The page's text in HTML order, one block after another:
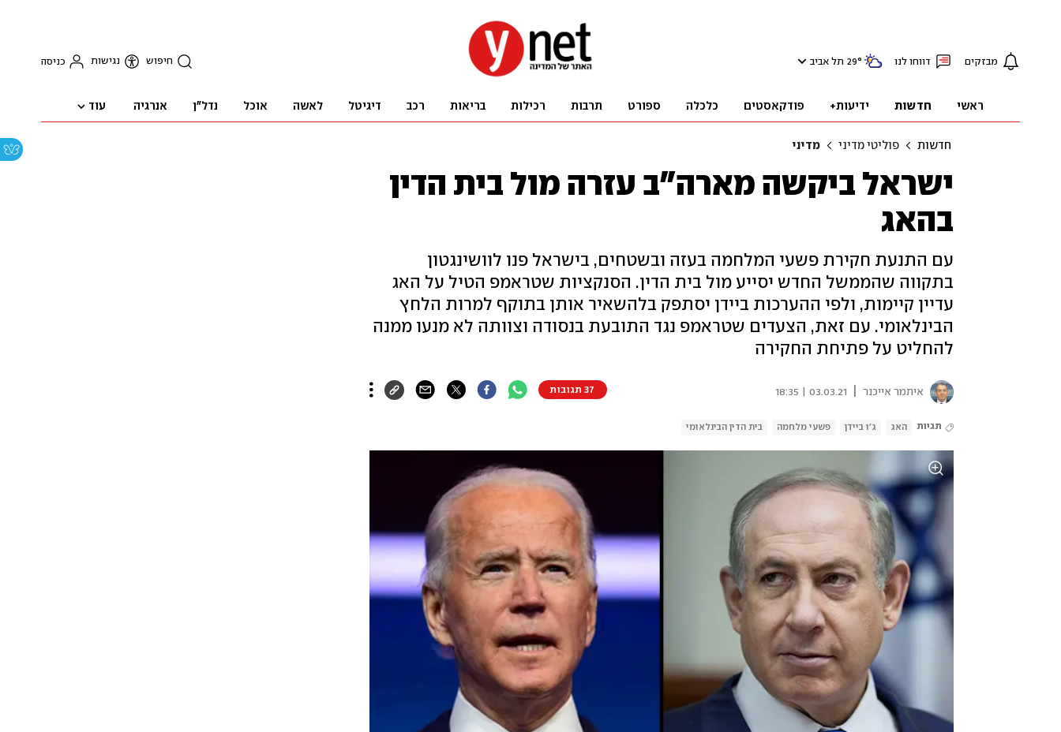
מבזקים דווחו לנו 29° תל אביב חיפוש נגישות כניסה
ראשי חדשות ידיעות+ פודקאסטים כלכלה ספורט תרבות רכילות בריאות רכב דיגיטל לאשה אוכל נדל"ן אנרגיה עוד
חדשות פוליטי מדיני מדיני
ישראל ביקשה מארה"ב עזרה מול בית הדין
בהאג
עם התנעת חקירת פשעי המלחמה בעזה ובשטחים, בישראל פנו לוושינגטון
בתקווה שהממשל החדש יסייע מול בית הדין. הסנקציות שטראמפ הטיל על האג
עדיין קיימות, ולפי ההערכות ביידן יסתפק בלהשאיר אותן בתוקף למרות הלחץ
הבינלאומי. עם זאת, הצעדים שטראמפ נגד התובעת בנסודה וצוותה לא מנעו ממנה
להחליט על פתיחת החקירה
איתמר אייכנר 03.03.21 | 18:35 37 תגובות
תגיות האג ג'ו ביידן פשעי מלחמה בית הדין הבינלאומי